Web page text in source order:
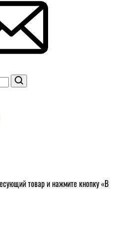
товар и нажмите кнопку «В